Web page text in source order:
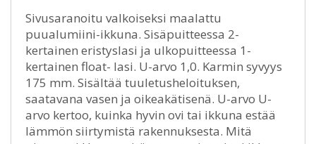
Sivusaranoitu valkoiseksi maalattu
puualumiini-ikkuna. Sisäpuitteessa 2-
kertainen eristyslasi ja ulkopuitteessa 1-
kertainen float- lasi. U-arvo 1,0. Karmin syvyys
175 mm. Sisältää tuuletusheloituksen,
saatavana vasen ja oikeakätisenä. U-arvo U-
arvo kertoo, kuinka hyvin ovi tai ikkuna estää
lämmön siirtymistä rakennuksesta. Mitä